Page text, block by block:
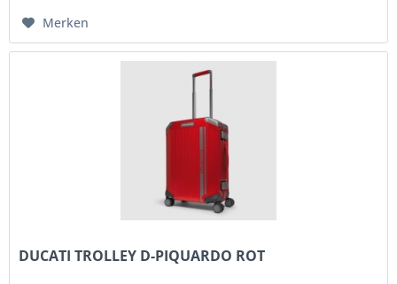
Merken
DUCATI TROLLEY D-PIQUARDO ROT